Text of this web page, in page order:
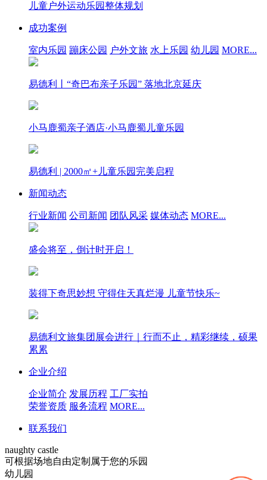
儿童户外运动乐园整体规划
成功案例
室内乐园 蹦床公园 户外文旅 水上乐园 幼儿园 MORE...
易德利丨“奇巴布亲子乐园” 落地北京延庆
小马鹿蜀亲子酒店·小马鹿蜀儿童乐园
易德利 | 2000㎡+儿童乐园完美启程
新闻动态
行业新闻 公司新闻 团队风采 媒体动态 MORE...
盛会将至，倒计时开启！
装得下奇思妙想 守得住天真烂漫 儿童节快乐~
易德利文旅集团展会进行｜行而不止，精彩继续，硕果
累累
企业介绍
企业简介 发展历程 工厂实拍
荣誉资质 服务流程 MORE...
联系我们
naughty castle
可根据场地自由定制属于您的乐园
幼儿园